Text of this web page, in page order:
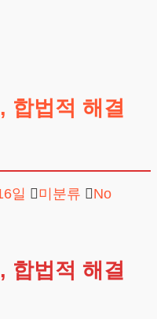
합법적 해결
일 미분류
No
합법적 해결